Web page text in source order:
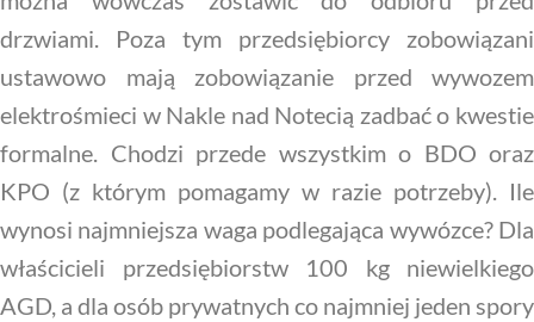
drzwiami. Poza tym przedsiębiorcy zobowiązani
ustawowo mają zobowiązanie przed wywozem
elektrośmieci w Nakle nad Notecią zadbać o kwestie
formalne. Chodzi przede wszystkim o BDO oraz
KPO (z którym pomagamy w razie potrzeby). Ile
wynosi najmniejsza waga podlegająca wywózce? Dla
właścicieli przedsiębiorstw 100 kg niewielkiego
AGD, a dla osób prywatnych co najmniej jeden spory